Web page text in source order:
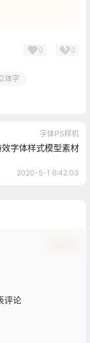
0 0
体字
字体PS样机
字体样式模型素材
2020-5-1 6:42:03
评论